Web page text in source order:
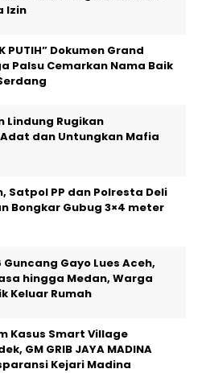
Izin
PUTIH” Dokumen Grand
Palsu Cemarkan Nama Baik
Lindung Rugikan
dan Untungkan Mafia
Satpol PP dan Polresta Deli
Bongkar Gubug 3×4 meter
Guncang Gayo Lues Aceh,
hingga Medan, Warga
Keluar Rumah
Kasus Smart Village
GM GRIB JAYA MADINA
Kejari Madina